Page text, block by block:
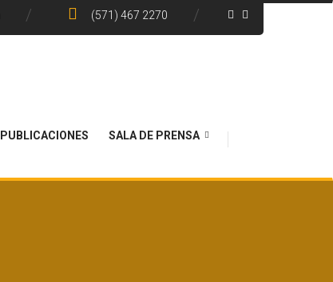
(571) 467 2270
PUBLICACIONES SALA DE PRENSA